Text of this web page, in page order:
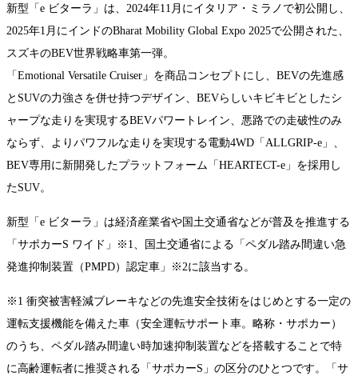
新型「e ビターラ」は、2024年11月にイタリア・ミラノで初公開し、
2025年1月にインドのBharat Mobility Global Expo 2025で公開された、
スズキのBEV世界戦略車第一弾。
「Emotional Versatile Cruiser」を商品コンセプトにし、BEVの先進感
とSUVの力強さを併せ持つデザイン、BEVらしいキビキビとしたシ
ャープな走りを実現するBEVパワートレイン、悪路での走破性のみ
ならず、よりパワフルな走りを実現する電動4WD「ALLGRIP-e」、
BEV専用に新開発したプラットフォーム「HEARTECT-e」を採用し
たSUV。
新型「e ビターラ」は経済産業省や国土交通省などが普及を推進する
「サポカーS ワイド」※1、国土交通省による「ペダル踏み間違い急
発進抑制装置（PMPD）認定車」※2に該当する。
※1 衝突被害軽減ブレーキなどの先進安全技術をはじめとする一定の
運転支援機能を備えた車（安全運転サポート車。略称・サポカー）
のうち、ペダル踏み間違い時加速抑制装置などを搭載することで特
に高齢運転者に推奨される「サポカーS」の区分のひとつです。「サ